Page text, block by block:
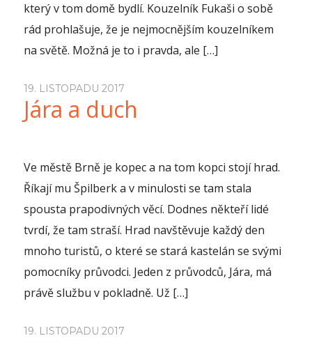
který v tom domě bydlí. Kouzelník Fukaši o sobě
rád prohlašuje, že je nejmocnějším kouzelníkem
na světě. Možná je to i pravda, ale […]
19. LISTOPADU 2017
Jára a duch
Ve městě Brně je kopec a na tom kopci stojí hrad.
Říkají mu Špilberk a v minulosti se tam stala
spousta prapodivných věcí. Dodnes někteří lidé
tvrdí, že tam straší. Hrad navštěvuje každý den
mnoho turistů, o které se stará kastelán se svými
pomocníky průvodci. Jeden z průvodců, Jára, má
právě službu v pokladně. Už […]
19. LISTOPADU 2017